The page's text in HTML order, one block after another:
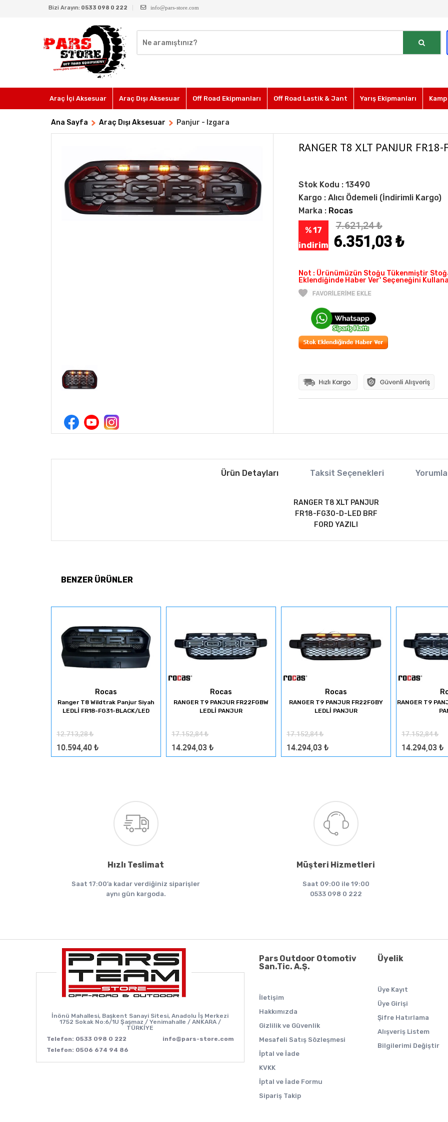
Bizi Arayın: 0533 098 0 222 info@pars-store.com
Araç İçi Aksesuar Araç Dışı Aksesuar Off Road Ekipmanları Off Road Lastik & Jant Yarış Ekipmanları
Ana Sayfa Araç Dışı Aksesuar Panjur - Izgara
RANGER T8 XLT PANJUR
Stok Kodu : 13490
Kargo : Alıcı Ödemeli (İndirimli Kargo)
Marka : Rocas
% 17
indirim
7.621,24₺
6.351,03₺
Not : Ürünümüzün Stoğu Tükenmiştir
Eklendiğinde Haber Ver' Seçeneğini
Ürün Detayları Taksit Seçenekleri
RANGER T8 XLT PANJUR
FR18-FG30-D-LED BRF
FORD YAZILI
BENZER ÜRÜNLER
Rocas
Ranger T8 Wildtrak Panjur Siyah
LEDLİ FR18-FG31-BLACK/LED
12.713,28₺
10.594,40 ₺
Rocas
RANGER T9 PANJUR FR22FGBW
LEDLİ PANJUR
17.152,84₺
14.294,03 ₺
Rocas
RANGER T9 PANJUR FR22FGBY
LEDLİ PANJUR
17.152,84₺
14.294,03 ₺
RANGER T9
17.152,84₺
14.294,03 ₺
Hızlı Teslimat
Saat 17:00’a kadar verdiğiniz siparişler
aynı gün kargoda.
Müşteri Hizmetleri
Saat 09:00 ile 19:00
0533 098 0 222
İnönü Mahallesi, Başkent Sanayi Sitesi, Anadolu İş Merkezi
1752 Sokak No:6/1U Şaşmaz / Yenimahalle / ANKARA /
TÜRKİYE
Telefon: 0533 098 0 222
info@pars-store.com
Telefon: 0506 674 94 86
Pars Outdoor Otomotiv
San.Tic. A.Ş.
İletişim
Hakkımızda
Gizlilik ve Güvenlik
Mesafeli Satış Sözleşmesi
İptal ve İade
KVKK
İptal ve İade Formu
Sipariş Takip
Üyelik
Üye Kayıt
Üye Girişi
Şifre Hatırlama
Alışveriş Listem
Bilgilerimi Değiştir